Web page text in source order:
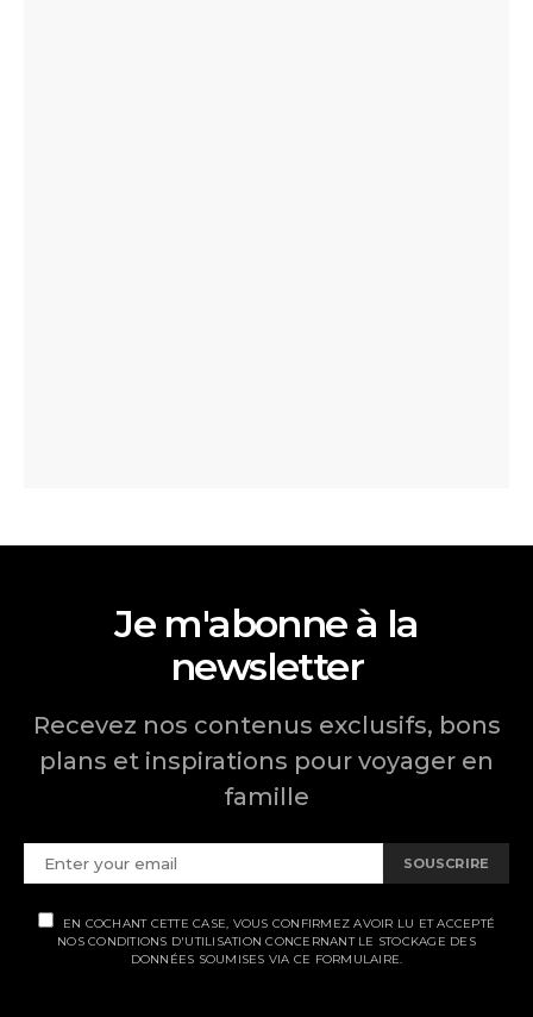
Je m'abonne à la
newsletter
Recevez nos contenus exclusifs, bons
plans et inspirations pour voyager en
famille
SOUSCRIRE
EN COCHANT CETTE CASE, VOUS CONFIRMEZ AVOIR LU ET ACCEPTÉ
NOS CONDITIONS D'UTILISATION CONCERNANT LE STOCKAGE DES
DONNÉES SOUMISES VIA CE FORMULAIRE.